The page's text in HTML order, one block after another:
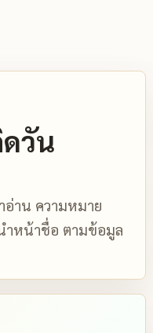
วัน
อ่าน ความหมาย
ำหน้าชื่อ ตามข้อมูล